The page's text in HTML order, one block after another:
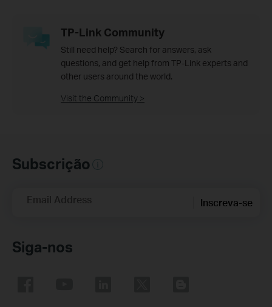
TP-Link Community
Still need help? Search for answers, ask
questions, and get help from TP-Link experts and
other users around the world.
Visit the Community >
Subscrição
Email Address Inscreva-se
Siga-nos